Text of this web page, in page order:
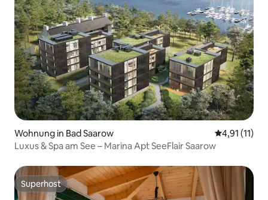
Wohnung in Bad Saarow
4,91 (11)
Luxus & Spa am See – Marina Apt SeeFlair Saarow
Superhost
Superhost